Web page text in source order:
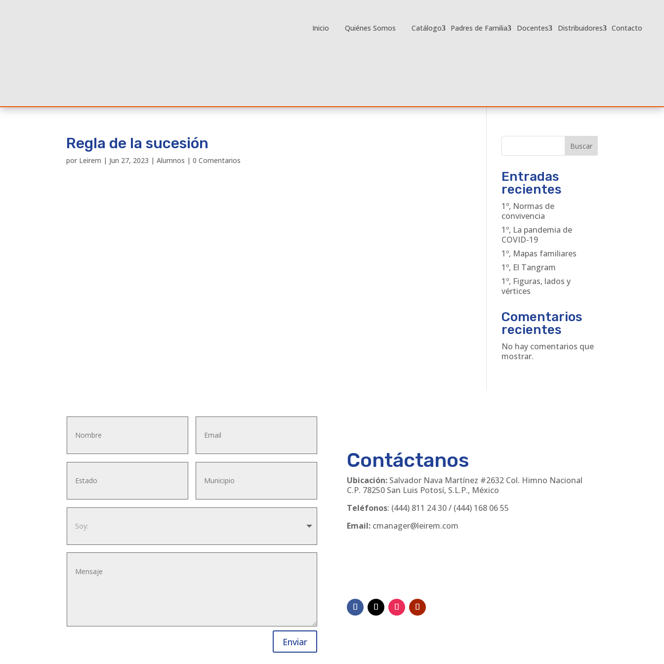
Inicio Quiénes Somos Catálogo Padres de Familia Docentes Distribuidores Contacto
Regla de la sucesión
por Leirem | Jun 27, 2023 |Alumnos |0 Comentarios
Buscar
Entradas
recientes
1º, Normas de
convivencia
1º, La pandemia de
COVID-19
1º, Mapas familiares
1º, El Tangram
1º, Figuras, lados y
vértices
Comentarios
recientes
No hay comentarios que
mostrar.
Enviar
Contáctanos
Ubicación:Salvador Nava Martínez #2632 Col. Himno Nacional
C.P. 78250 San Luis Potosí, S.L.P., México
Teléfonos: (444) 811 24 30/ (444) 168 06 55
Email: cmanager@leirem.com